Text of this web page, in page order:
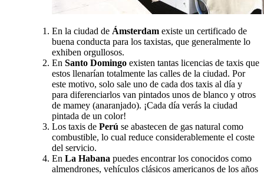
En la ciudad de Ámsterdam existe un certificado de
buena conducta para los taxistas, que generalmente lo
exhiben orgullosos.
En Santo Domingo existen tantas licencias de taxis que
estos llenarían totalmente las calles de la ciudad. Por
este motivo, solo sale uno de cada dos taxis al día y
para diferenciarlos van pintados unos de blanco y otros
de mamey (anaranjado). ¡Cada día verás la ciudad
pintada de un color!
Los taxis de Perú se abastecen de gas natural como
combustible, lo cual reduce considerablemente el coste
del servicio.
En La Habana puedes encontrar los conocidos como
almendrones, vehículos clásicos americanos de los años